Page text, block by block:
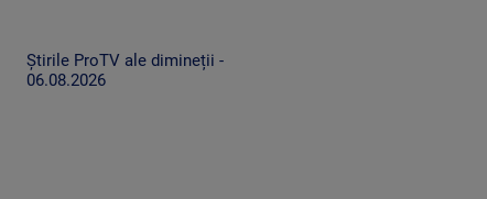
Știrile ProTV ale dimineții -
06.08.2026